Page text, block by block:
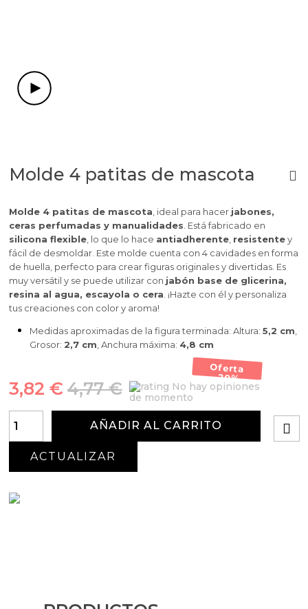
Molde 4 patitas de mascota
Molde 4 patitas de mascota , ideal para hacer jabones,
ceras perfumadas y manualidades . Está fabricado en
silicona flexible, lo que lo hace antiadherente, resistentey
fácil de desmoldar. Este molde cuenta con 4 cavidades en forma
de huella, perfecto para crear figuras originales y divertidas. Es
muy versátil y se puede utilizar con jabón base de glicerina,
resina al agua, escayola o cera . ¡Hazte con él y personaliza
tus creaciones con color y aroma!
Medidas aproximadas de la figura terminada: Altura: 5,2 cm
Grosor: 2,7 cm , Anchura máxima: 4,8 cm
Oferta
-20%
4,77 €
3,82 €
No hay opiniones
de momento
AÑADIR AL CARRITO